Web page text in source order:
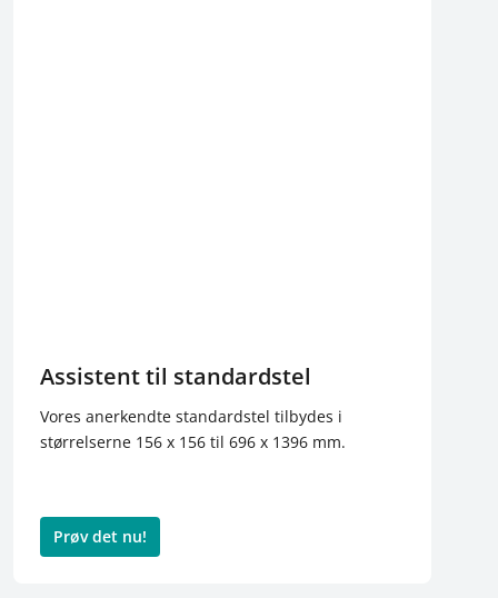
Assistent til standardstel
Vores anerkendte standardstel tilbydes i
størrelserne 156 x 156 til 696 x 1396 mm.
Prøv det nu!